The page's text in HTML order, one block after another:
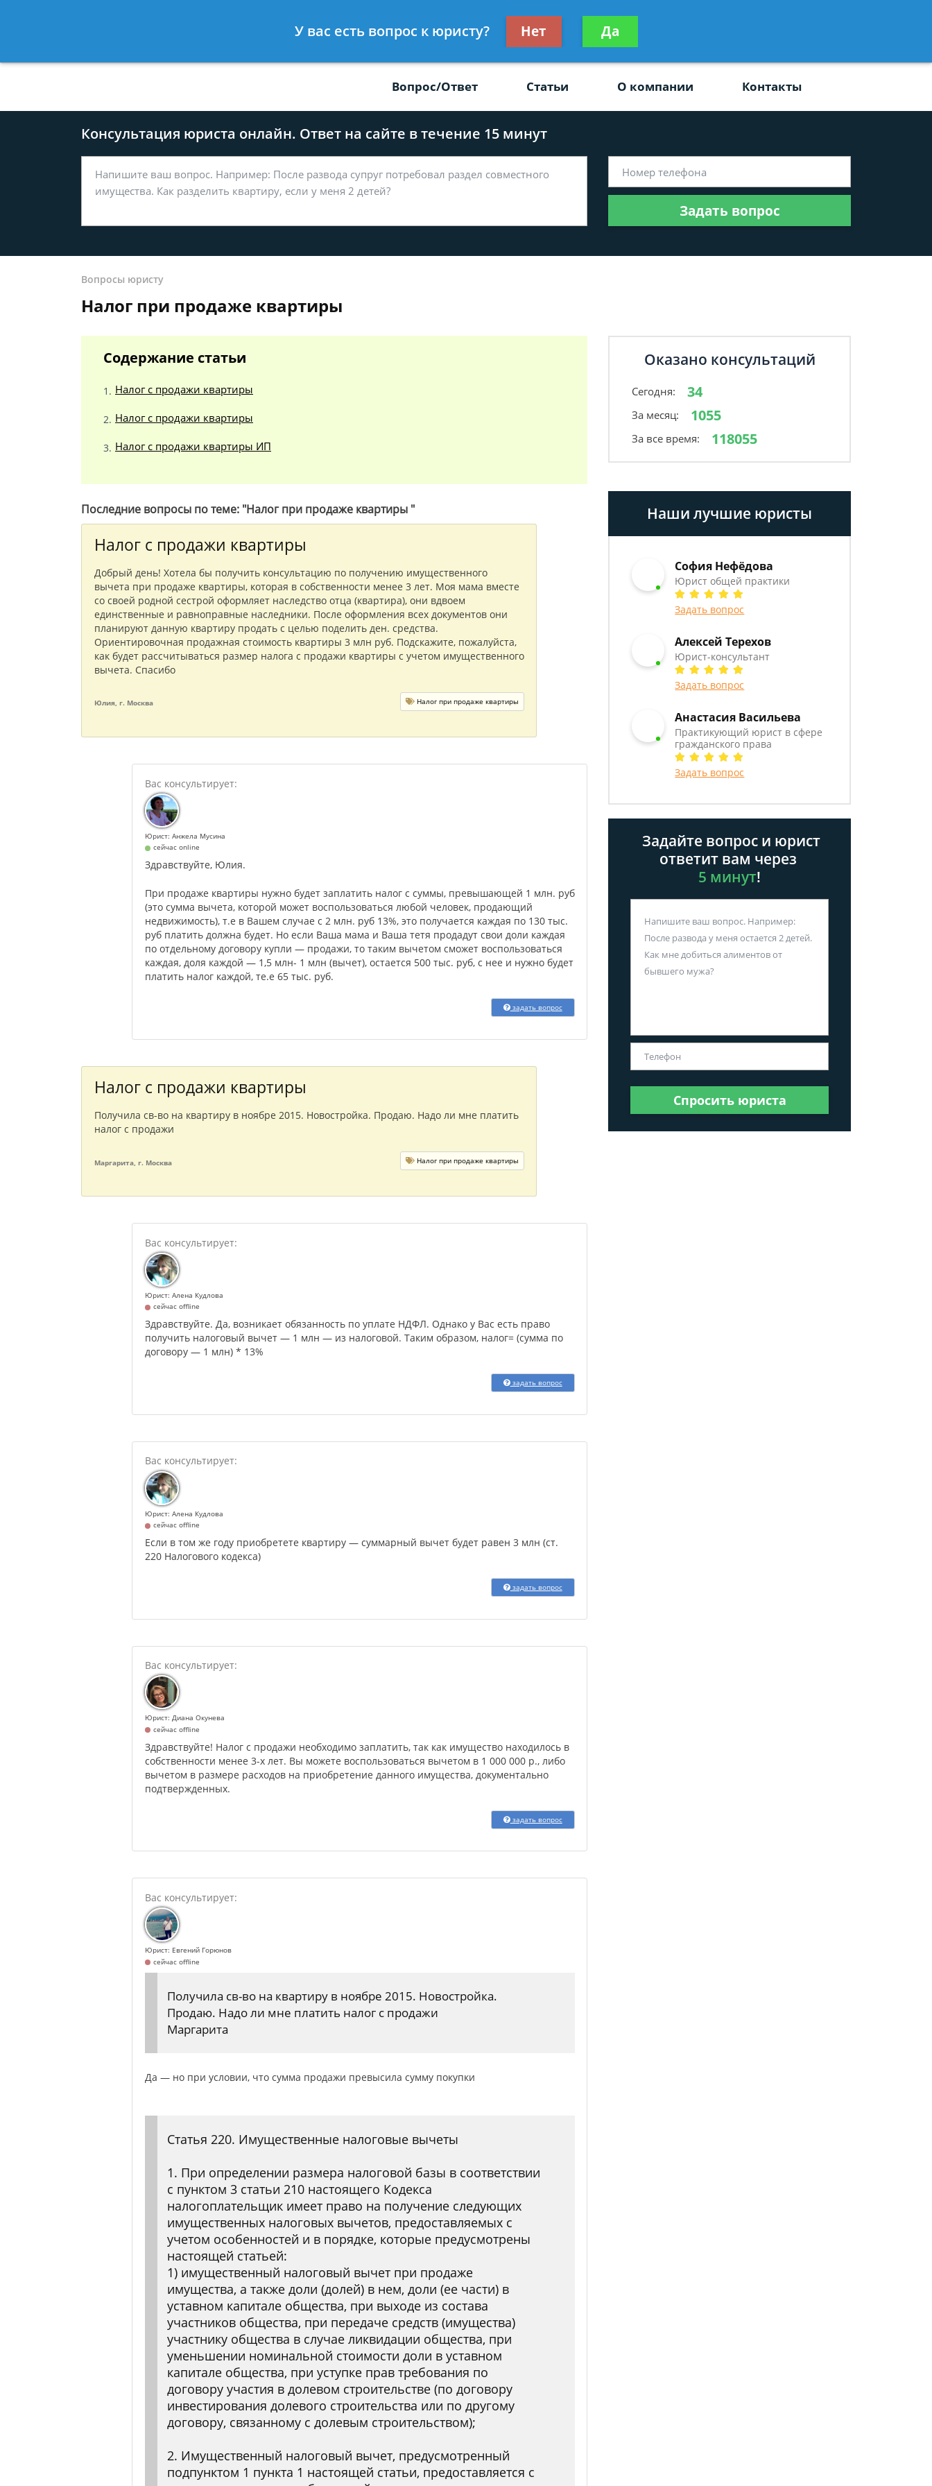
8 812 509-27-47
Получите консультацию
бесплатно
Вопрос/Ответ Статьи О компании Контакты
Консультация юриста онлайн. Ответ на сайте в течение 15 минут
Задать вопрос
Вопросы юристу
Налог при продаже квартиры
Содержание статьи
Налог с продажи квартиры
Налог с продажи квартиры
Налог с продажи квартиры ИП
Последние вопросы по теме: "Налог при продаже квартиры "
Налог с продажи квартиры
Добрый день! Хотела бы получить консультацию по получению имущественного
вычета при продаже квартиры, которая в собственности менее 3 лет. Моя мама вместе
со своей родной сестрой оформляет наследство отца (квартира), они вдвоем
единственные и равноправные наследники. После оформления всех документов они
планируют данную квартиру продать с целью поделить ден. средства.
Ориентировочная продажная стоимость квартиры 3 млн руб. Подскажите, пожалуйста,
как будет рассчитываться размер налога с продажи квартиры с учетом имущественного
вычета. Спасибо
Юлия, г. Москва Налог при продаже квартиры
Юрист: Анжела Мусина
сейчас online
Здравствуйте, Юлия.
При продаже квартиры нужно будет заплатить налог с суммы, превышающей 1 млн. руб
(это сумма вычета, которой может воспользоваться любой человек, продающий
недвижимость), т.е в Вашем случае с 2 млн. руб 13%, это получается каждая по 130 тыс.
руб платить должна будет. Но если Ваша мама и Ваша тетя продадут свои доли каждая
по отдельному договору купли — продажи, то таким вычетом сможет воспользоваться
каждая, доля каждой — 1,5 млн- 1 млн (вычет), остается 500 тыс. руб, с нее и нужно будет
платить налог каждой, те.е 65 тыс. руб.
задать вопрос
Налог с продажи квартиры
Получила св-во на квартиру в ноябре 2015. Новостройка. Продаю. Надо ли мне платить
налог с продажи
Маргарита, г. Москва Налог при продаже квартиры
Юрист: Алена Кудлова
сейчас offline
Здравствуйте. Да, возникает обязанность по уплате НДФЛ. Однако у Вас есть право
получить налоговый вычет — 1 млн — из налоговой. Таким образом, налог= (сумма по
договору — 1 млн) * 13%
задать вопрос
Юрист: Алена Кудлова
сейчас offline
Если в том же году приобретете квартиру — суммарный вычет будет равен 3 млн (ст.
220 Налогового кодекса)
задать вопрос
Юрист: Диана Окунева
сейчас offline
Здравствуйте! Налог с продажи необходимо заплатить, так как имущество находилось в
собственности менее 3-х лет. Вы можете воспользоваться вычетом в 1 000 000 р., либо
вычетом в размере расходов на приобретение данного имущества, документально
подтвержденных.
задать вопрос
Юрист: Евгений Горюнов
сейчас offline
Получила св-во на квартиру в ноябре 2015. Новостройка.
Продаю. Надо ли мне платить налог с продажи
Маргарита
Да — но при условии, что сумма продажи превысила сумму покупки
Статья 220. Имущественные налоговые вычеты
1. При определении размера налоговой базы в соответствии
с пунктом 3 статьи 210 настоящего Кодекса
налогоплательщик имеет право на получение следующих
имущественных налоговых вычетов, предоставляемых с
учетом особенностей и в порядке, которые предусмотрены
настоящей статьей:
1) имущественный налоговый вычет при продаже
имущества, а также доли (долей) в нем, доли (ее части) в
уставном капитале общества, при выходе из состава
участников общества, при передаче средств (имущества)
участнику общества в случае ликвидации общества, при
уменьшении номинальной стоимости доли в уставном
капитале общества, при уступке прав требования по
договору участия в долевом строительстве (по договору
инвестирования долевого строительства или по другому
договору, связанному с долевым строительством);
2. Имущественный налоговый вычет, предусмотренный
подпунктом 1 пункта 1 настоящей статьи, предоставляется с
Оказано консультаций
Сегодня: 34
За месяц: 1055
За все время: 118055
Наши лучшие юристы
София Нефёдова
Юрист общей практики
Задать вопрос
Алексей Терехов
Юрист-консультант
Задать вопрос
Анастасия Васильева
Практикующий юрист в сфере
гражданского права
Задать вопрос
Задайте вопрос и юрист
ответит вам через
5 минут!
Спросить юриста
У вас есть вопрос к юристу? Нет Да